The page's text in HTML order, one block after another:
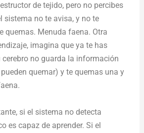
de tejido, pero no percibes
sistema no te avisa, y no te
quemas. Menuda faena. Otra
imagina que ya te has
cerebro no guarda la información
quemar) y te quemas una y
si el sistema no detecta
es capaz de aprender. Si el